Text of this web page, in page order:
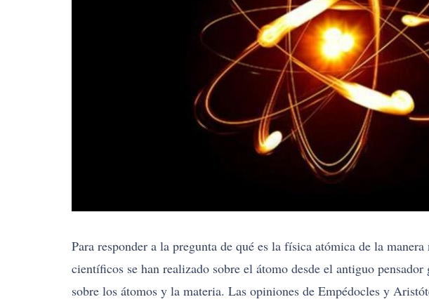
Para responder a la pregunta de qué es la física atómica de la
científicos se han realizado sobre el átomo desde el antiguo
sobre los átomos y la materia. Las opiniones de Empédocles y